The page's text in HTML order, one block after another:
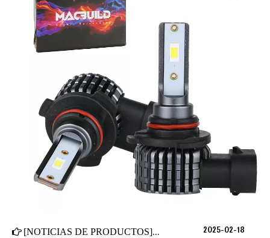
[NOTICIAS DE PRODUCTOS] ¿Puedo reemplazar los
2025-02-18